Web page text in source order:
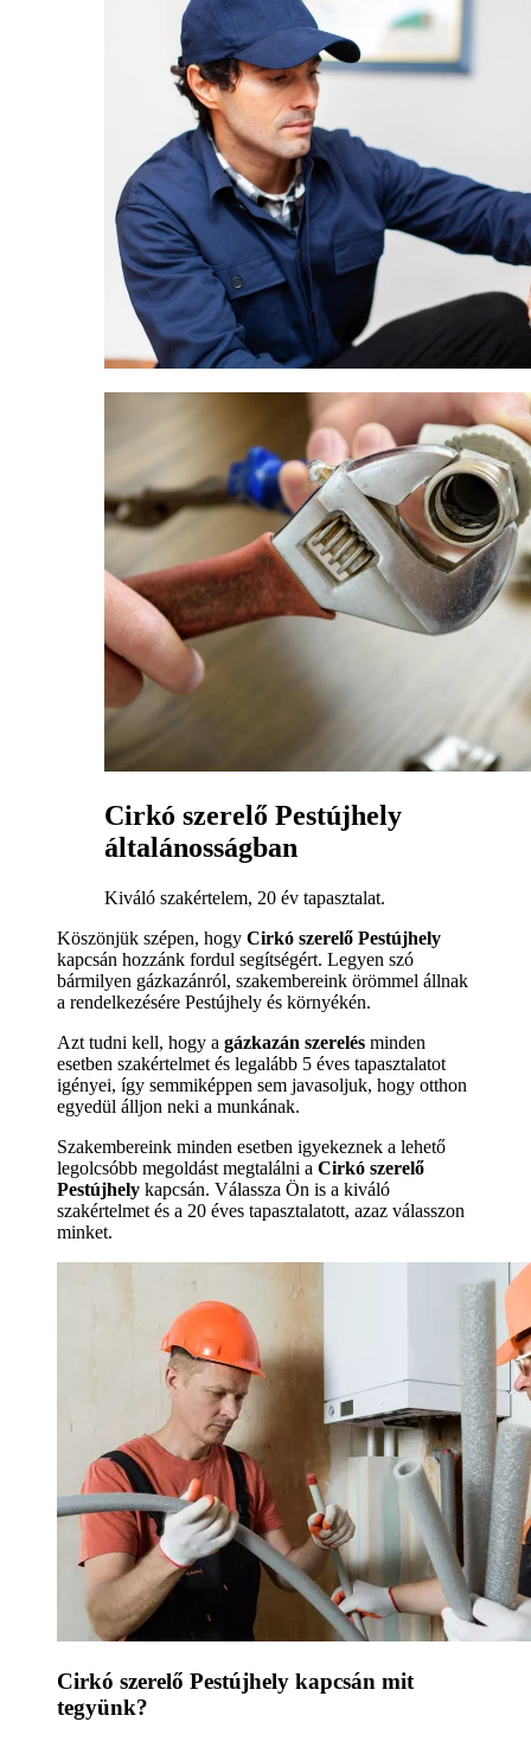
Cirkó szerelő Pestújhely
általánosságban
Kiváló szakértelem, 20 év tapasztalat.
Köszönjük szépen, hogy Cirkó szerelő Pestújhely
kapcsán hozzánk fordul segítségért. Legyen szó
bármilyen gázkazánról, szakembereink örömmel állnak
a rendelkezésére Pestújhely és környékén.
Azt tudni kell, hogy a gázkazán szerelés minden
esetben szakértelmet és legalább 5 éves tapasztalatot
igényei, így semmiképpen sem javasoljuk, hogy otthon
egyedül álljon neki a munkának.
Szakembereink minden esetben igyekeznek a lehető
legolcsóbb megoldást megtalálni a Cirkó szerelő
Pestújhely kapcsán. Válassza Ön is a kiváló
szakértelmet és a 20 éves tapasztalatott, azaz válasszon
minket.
Cirkó szerelő Pestújhely kapcsán mit
tegyünk?